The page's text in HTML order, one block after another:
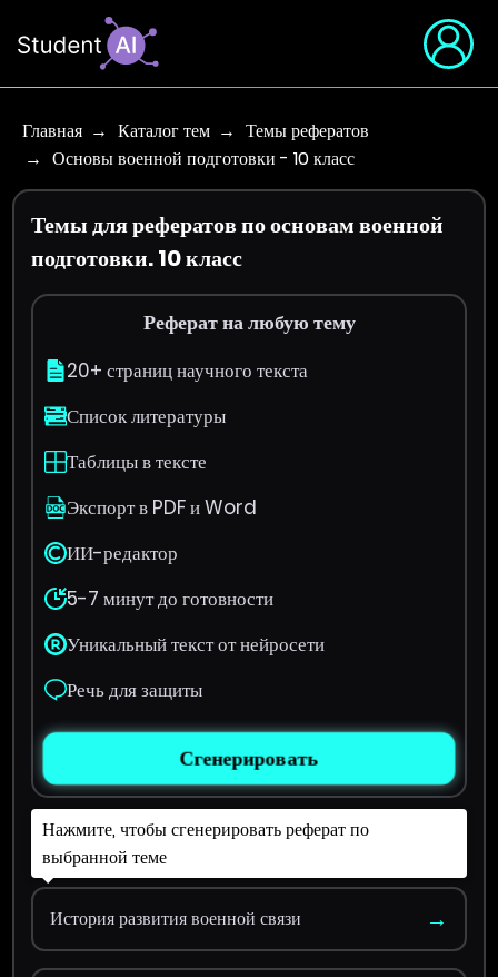
Главная Каталог тем
Темы рефератов
Основы военной подготовки - 10 класс
Темы для рефератов по основам военной
подготовки. 10 класс
Реферат на любую тему
20+ страниц научного текста
Список литературы
Таблицы в тексте
Экспорт в PDF и Word
ИИ-редактор
5-7 минут до готовности
Уникальный текст от нейросети
Речь для защиты
Сгенерировать
Нажмите, чтобы сгенерировать реферат по
выбранной теме
История развития военной связи →